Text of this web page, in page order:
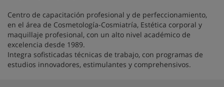
Centro de capacitación profesional y de perfeccionamiento,
en el área de Cosmetología-Cosmiatría, Estética corporal y
maquillaje profesional, con un alto nivel académico de
excelencia desde 1989.
Integra sofisticadas técnicas de trabajo, con programas de
estudios innovadores, estimulantes y comprehensivos.